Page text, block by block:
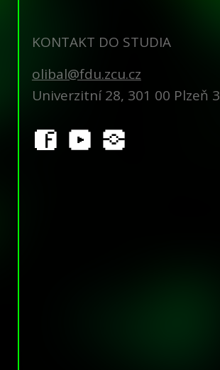
KONTAKT DO STUDIA
olibal@fdu.zcu.cz
Univerzitní 28, 301 00 Plzeň 3